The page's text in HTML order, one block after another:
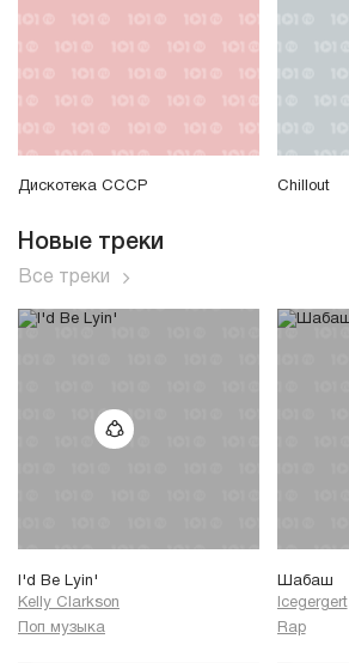
Дискотека СССР Chillout
Новые треки
Все треки
I'd Be Lyin'
Kelly Clarkson
Поп музыка
Шабаш
Icegergert
Rap